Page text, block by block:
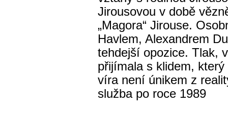
Jirousovou v době
„Magora“ Jirouse.
Havlem, Alexandrem
tehdejší opozice. Tlak,
přijímala s klidem,
víra není únikem z
služba po roce 1989